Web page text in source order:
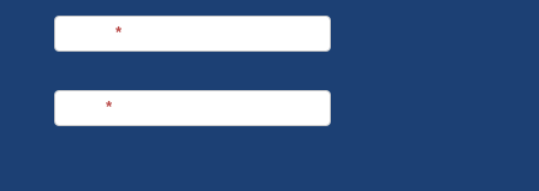
*
*